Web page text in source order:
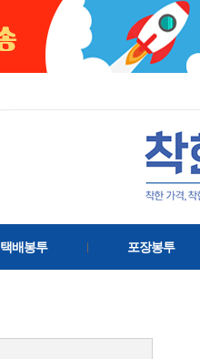
택배봉투 포장봉투